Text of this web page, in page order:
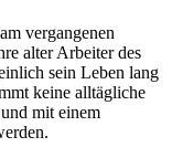
vergangenen
alter Arbeiter des
sein Leben lang
keine alltägliche
mit einem